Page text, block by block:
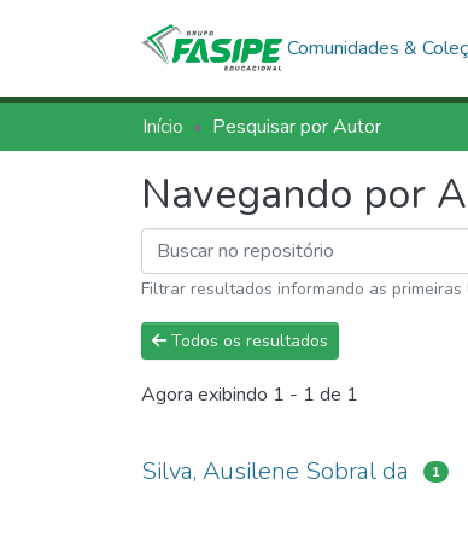
Comunidades &
Início Pesquisar por Autor
Navegando por
Filtrar resultados informando as primeiras
Todos os resultados
Agora exibindo 1 - 1 de 1
Silva, Ausilene Sobral da 1